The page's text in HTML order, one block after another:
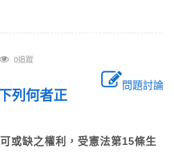
0追蹤
問題討論
列何者正
或缺之權利，受憲法第15條生